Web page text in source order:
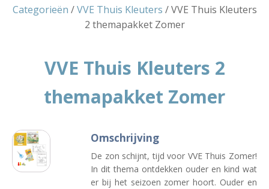
Categorieën /VVE Thuis Kleuters / VVE Thuis Kleuters
2 themapakket Zomer
VVE Thuis Kleuters 2
themapakket Zomer
Omschrijving
De zon schijnt, tijd voor VVE Thuis Zomer!
In dit thema ontdekken ouder en kind wat
er bij het seizoen zomer hoort. Ouder en